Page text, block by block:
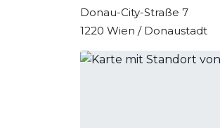
Donau-City-Straße 7
1220 Wien / Donaustadt